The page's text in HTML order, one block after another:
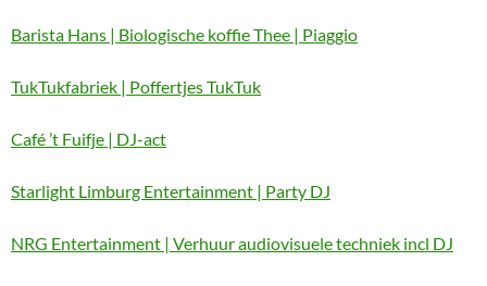
Barista Hans | Biologische koffie Thee | Piaggio
TukTukfabriek | Poffertjes TukTuk
Café ’t Fuifje | DJ-act
Starlight Limburg Entertainment | Party DJ
NRG Entertainment | Verhuur audiovisuele techniek incl DJ